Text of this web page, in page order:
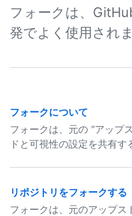
フォークは、
発でよく使用されま
フォークについて
フォークは、元の "アップ
ドと可視性の設定を共有す
リポジトリをフォークする
フォークは、元のアップス